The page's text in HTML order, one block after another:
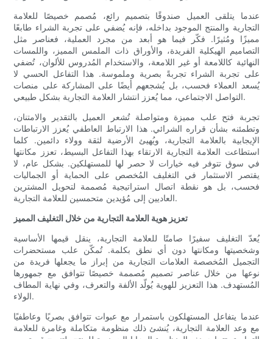
عندما يتلقى العميل صندوقًا بتصميم رائع، مُصمم خصيصًا للعلامة
التجارية والمنتج الموجود بداخله، فإنه يُضفي على تجربة الشراء طابعًا
مميزًا ومُثيرًا. فكّر فيما هو أبعد من مجرد العملية، فعناصر مثل
التصاميم الهيكلية الفريدة، والأوراق ذات الملمس المميز، واللمسات
النهائية كاللامعة أو غير اللامعة، والاستخدام المُدروس للألوان، تُضفي
على تجربة الشراء تجربةً بصرية وملموسة. هذا التفاعل الحسي لا
يُسعد العملاء فحسب، بل يُشجعهم أيضًا على المشاركة على منصات
التواصل الاجتماعي، مما يُعزز انتشار العلامة التجارية بشكل طبيعي.
تجربة فتح علب مميزة ومتواصلة تُشعر العميل بالتقدير والامتنان،
وتطمئنه بشأن قراره الشرائي. هذا الارتباط العاطفي يُعزز الارتباطات
الإيجابية بالعلامة التجارية، ويُهيئ الأرضية لثقة وولاء دائمين. كلما
استطاعت العلامة التجارية الارتقاء بهذا التفاعل البسيط، تعزز مكانتها
في سوق تتوفر فيه خيارات لا حصر لها للمستهلكين. بشكل عام، لا
يقتصر الاستثمار في التغليف المُخصص على الحماية أو الجماليات
فحسب، بل هو نقطة اتصال استراتيجية مُصممة لتحويل المشترين
العاديين إلى مُؤيدين متحمسين للعلامة التجارية.
تعزيز هوية العلامة التجارية من خلال التغليف المميز
يُعدّ التغليف سفيرًا صامتًا للعلامة التجارية، ينقل قيمها الأساسية
وشخصيتها ومكانتها دون أي نطق بكلمة. تُمكّن علب مستحضرات
التجميل المُخصصة العلامات التجارية من إبراز ما يجعلها فريدة من
نوعها من خلال عناصر تصميم مُصممة خصيصًا تتوافق مع جمهورها
المُستهدف. هذا التعزيز للهوية يُولّد الألفة والتعرف، وفي نهاية المطاف
الولاء.
عندما يتفاعل المستهلكون باستمرار مع عبوات تتوافق بصريًا وعاطفيًا
مع وعد العلامة التجارية، يُنشئ ذلك منظومة متكاملة وغامرة للعلامة